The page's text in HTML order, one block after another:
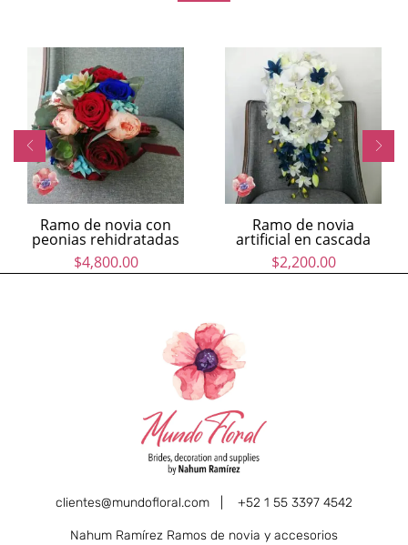
Ramo de novia con
peonias rehidratadas
$4,800.00
Ramo de novia
artificial en cascada
$2,200.00
clientes@mundofloral.com | +52 1 55 3397 4542
Nahum Ramírez Ramos de novia y accesorios